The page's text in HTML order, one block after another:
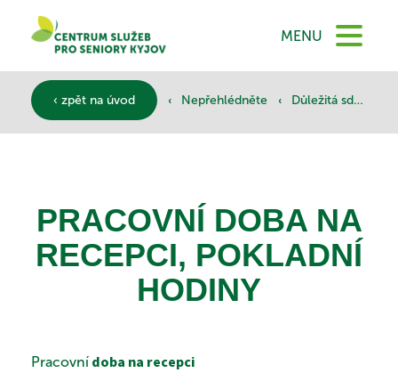
MENU
DOMŮ
O NÁS
DOKUMENTY
‹ zpět na úvod ‹ Nepřehlédněte ‹ Důležitá sdělení
PRACOVNÍ DOBA NA
RECEPCI, POKLADNÍ
HODINY
Pracovní doba na recepci